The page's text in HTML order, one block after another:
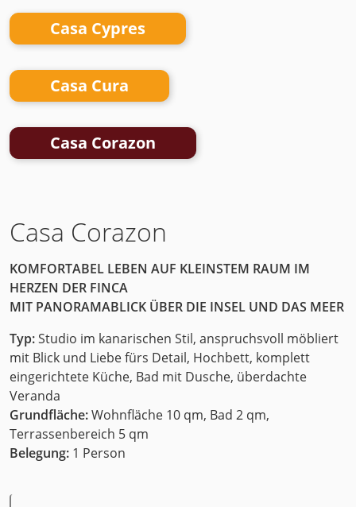
Casa Cypres
Casa Cura
Casa Corazon
Casa Corazon
KOMFORTABEL LEBEN AUF KLEINSTEM RAUM IM
HERZEN DER FINCA
MIT PANORAMABLICK ÜBER DIE INSEL UND DAS MEER
Typ:Studio im kanarischen Stil, anspruchsvoll möbliert
mit Blick und Liebe fürs Detail, Hochbett, komplett
eingerichtete Küche, Bad mit Dusche, überdachte
Veranda
Grundfläche:Wohnfläche 10 qm, Bad 2 qm,
Terrassenbereich 5 qm
Belegung: 1 Person